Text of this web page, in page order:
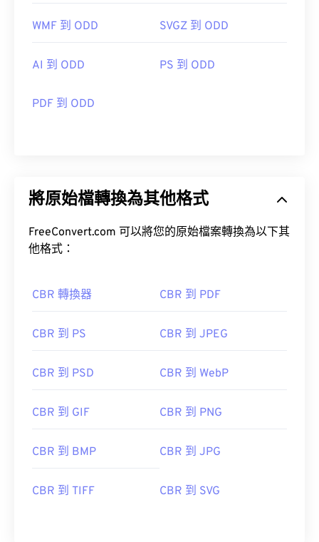
WMF 到 ODD SVGZ 到 ODD
AI 到 ODD PS 到 ODD
PDF 到 ODD
將原始檔轉換為其他格式
FreeConvert.com 可以將您的原始檔案轉換為以下其
他格式：
CBR 轉換器 CBR 到 PDF
CBR 到 PS CBR 到 JPEG
CBR 到 PSD CBR 到 WebP
CBR 到 GIF CBR 到 PNG
CBR 到 BMP CBR 到 JPG
CBR 到 TIFF CBR 到 SVG